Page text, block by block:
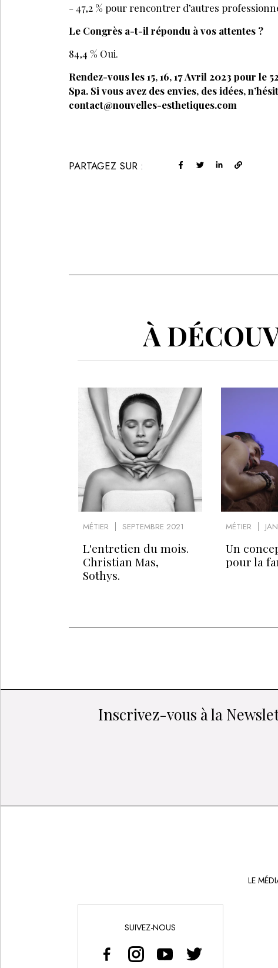
- 47,2 % pour rencontrer d’autres
Le Congrès a-t-il répondu à vos attentes ?
84,4 % Oui.
Rendez-vous les 15, 16, 17 Avril 2023 pour
Spa. Si vous avez des envies, des idées,
contact@nouvelles-esthetiques.com
PARTAGEZ SUR :
À
MÉTIER SEPTEMBRE 2021
L'entretien du mois.
Christian Mas,
Sothys.
MÉTIER
Un
pour la
Inscrivez-vous à la
LE
SUIVEZ-NOUS